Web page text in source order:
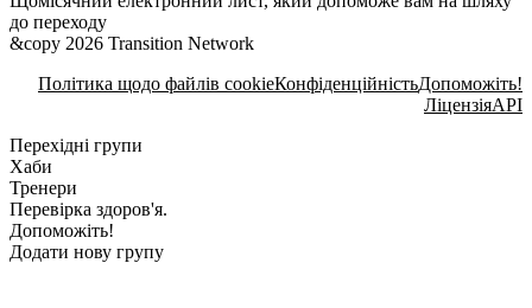
до переходу
&copy 2026 Transition Network
Політика щодо файлів cookieКонфіденційністьДопоможіть!
ЛіцензіяAPI
Перехідні групи
Хаби
Тренери
Перевірка здоров'я.
Допоможіть!
Додати нову групу